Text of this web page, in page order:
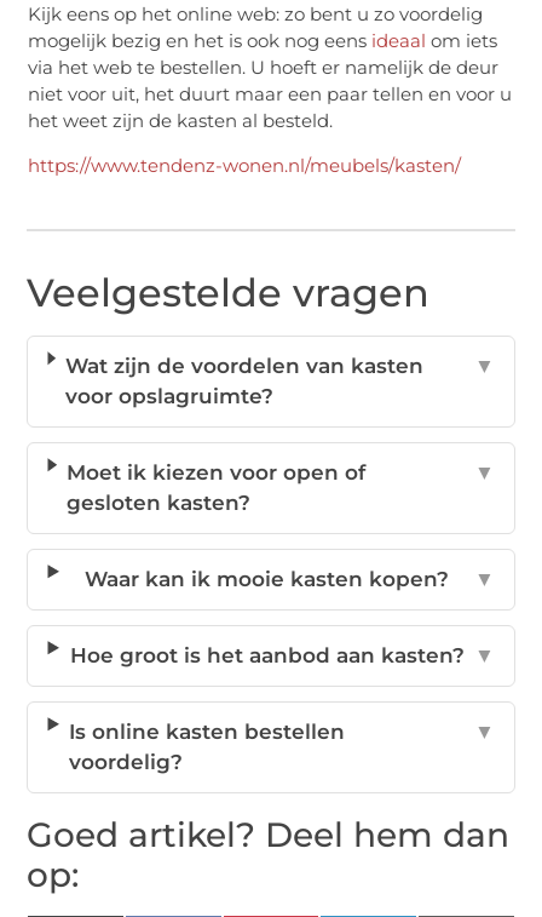
Kijk eens op het online web: zo bent u zo voordelig
mogelijk bezig en het is ook nog eens ideaal om iets
via het web te bestellen. U hoeft er namelijk de deur
niet voor uit, het duurt maar een paar tellen en voor u
het weet zijn de kasten al besteld.
https://www.tendenz-wonen.nl/meubels/kasten/
Veelgestelde vragen
Wat zijn de voordelen van kasten
voor opslagruimte?
▼
Moet ik kiezen voor open of
gesloten kasten?
▼
Waar kan ik mooie kasten kopen? ▼
Hoe groot is het aanbod aan kasten? ▼
Is online kasten bestellen
voordelig?
▼
Goed artikel? Deel hem dan
op: